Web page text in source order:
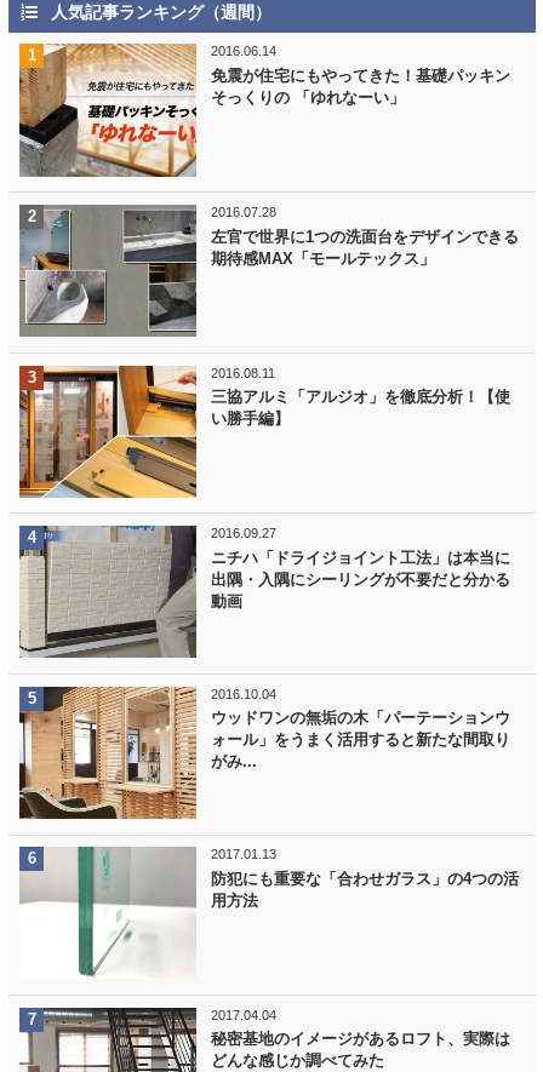
人気記事ランキング（週間）
2016.06.14
免震が住宅にもやってきた！基礎パッキン
そっくりの 「ゆれなーい」
2016.07.28
左官で世界に1つの洗面台をデザインできる
期待感MAX「モールテックス」
2016.08.11
三協アルミ「アルジオ」を徹底分析！【使
い勝手編】
2016.09.27
ニチハ「ドライジョイント工法」は本当に
出隅・入隅にシーリングが不要だと分かる
動画
2016.10.04
ウッドワンの無垢の木「パーテーションウ
ォール」をうまく活用すると新たな間取り
がみ...
2017.01.13
防犯にも重要な「合わせガラス」の4つの活
用方法
2017.04.04
秘密基地のイメージがあるロフト、実際は
どんな感じか調べてみた